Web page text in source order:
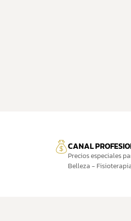
CANAL
Precios especiales
Belleza -